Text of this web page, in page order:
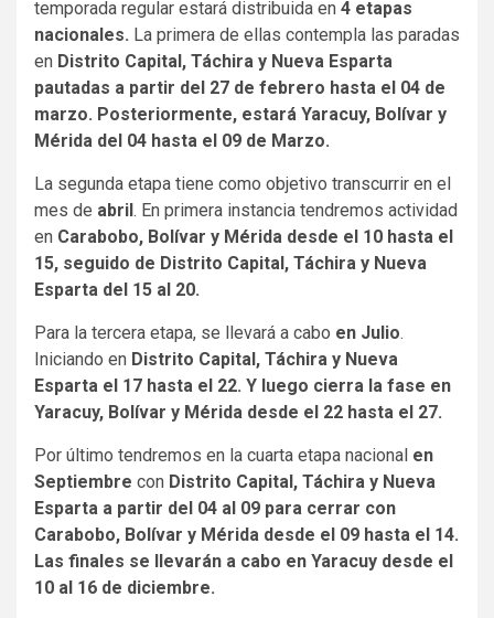
temporada regular estará distribuida en 4 etapas
nacionales. La primera de ellas contempla las paradas
en Distrito Capital, Táchira y Nueva Esparta
pautadas a partir del 27 de febrero hasta el 04 de
marzo. Posteriormente, estará Yaracuy, Bolívar y
Mérida del 04 hasta el 09 de Marzo.
La segunda etapa tiene como objetivo transcurrir en el
mes de abril. En primera instancia tendremos actividad
en Carabobo, Bolívar y Mérida desde el 10 hasta el
15, seguido de Distrito Capital, Táchira y Nueva
Esparta del 15 al 20.
Para la tercera etapa, se llevará a cabo en Julio.
Iniciando en Distrito Capital, Táchira y Nueva
Esparta el 17 hasta el 22. Y luego cierra la fase en
Yaracuy, Bolívar y Mérida desde el 22 hasta el 27.
Por último tendremos en la cuarta etapa nacional en
Septiembre con Distrito Capital, Táchira y Nueva
Esparta a partir del 04 al 09 para cerrar con
Carabobo, Bolívar y Mérida desde el 09 hasta el 14.
Las finales se llevarán a cabo en Yaracuy desde el
10 al 16 de diciembre.